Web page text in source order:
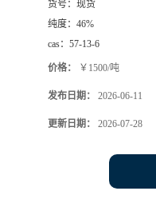
货号： 现货
纯度： 46%
cas： 57-13-6
价格： ￥1500/吨
发布日期： 2026-06-11
更新日期： 2026-07-28